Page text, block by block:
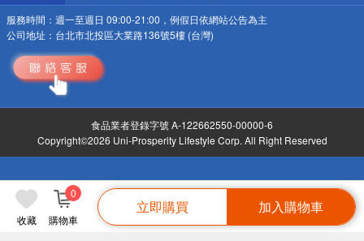
收藏 購物車
0
立即購買 加入購物車
服務時間： 週一至週日 09:00-21:00，例假日依網站公告為主
公司地址： 台北市北投區大業路136號5樓 (台灣)
食品業者登錄字號 A-122662550-00000-6
Copyright©2026 Uni-Prosperity Lifestyle Corp. All Right Reserved